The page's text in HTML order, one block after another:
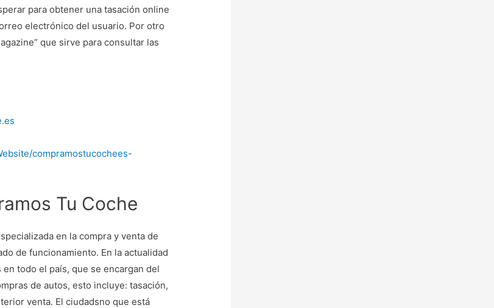
para obtener una tasación online
electrónico del usuario. Por otro
que sirve para consultar las
compramostucochees-
Tu Coche
en la compra y venta de
de funcionamiento. En la actualidad
todo el país, que se encargan del
de autos, esto incluye: tasación,
venta. El ciudadsno que está